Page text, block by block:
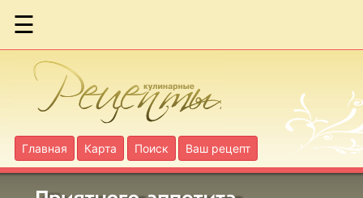
☰
Главная Карта Поиск Ваш рецепт
Бараньи
фрикадельки
по-гречески
Бараньи
голяшки в вине